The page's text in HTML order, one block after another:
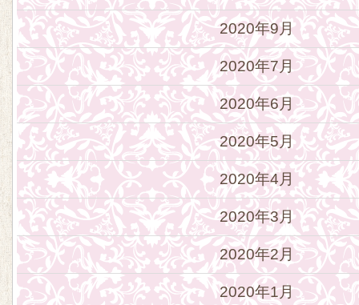
2020年9月
2020年7月
2020年6月
2020年5月
2020年4月
2020年3月
2020年2月
2020年1月